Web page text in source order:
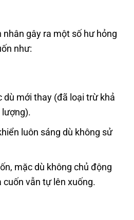
gây ra một số hư hỏng
như:
dù mới thay (đã loại trừ khả
lượng).
luôn sáng dù không sử
mặc dù không chủ động
vẫn tự lên xuống.